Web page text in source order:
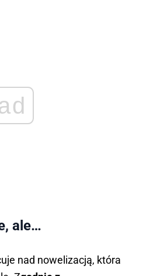
ale…
nad nowelizacją, która